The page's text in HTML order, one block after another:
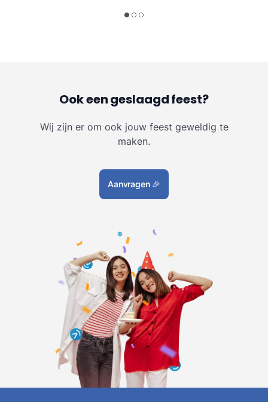
Ook een geslaagd feest?
Wij zijn er om ook jouw feest geweldig te
maken.
Aanvragen 🎉